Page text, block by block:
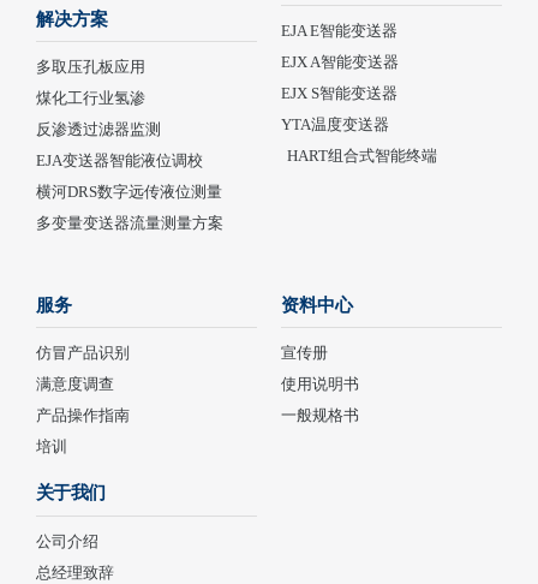
解决方案
多取压孔板应用
煤化工行业氢渗
反渗透过滤器监测
EJA变送器智能液位调校
横河DRS数字远传液位测量
多变量变送器流量测量方案
EJA E智能变送器
EJX A智能变送器
EJX S智能变送器
YTA温度变送器
HART组合式智能终端
服务
仿冒产品识别
满意度调查
产品操作指南
培训
资料中心
宣传册
使用说明书
一般规格书
关于我们
公司介绍
总经理致辞